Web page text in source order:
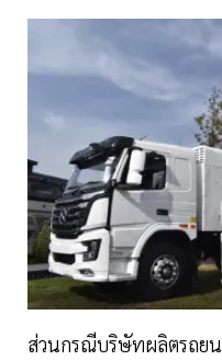
ส่วนกรณีบริษัทผลิตรถย